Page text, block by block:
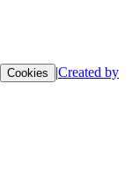
Cookies |Created by